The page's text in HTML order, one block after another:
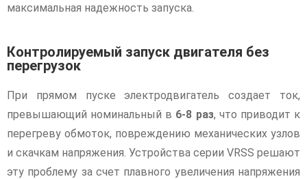
максимальная надежность запуска.
Контролируемый запуск двигателя без
перегрузок
При прямом пуске электродвигатель создает ток,
превышающий номинальный в 6-8 раз, что приводит к
перегреву обмоток, повреждению механических узлов
и скачкам напряжения. Устройства серии VRSS решают
эту проблему за счет плавного увеличения напряжения